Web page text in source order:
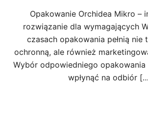
Opakowanie Orchidea Mikro –
rozwiązanie dla wymagających
czasach opakowania pełnią nie
ochronną, ale również
Wybór odpowiedniego opakowania
wpłynąć na odbiór